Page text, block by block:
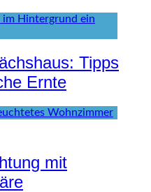
Tipps
Ernte
mit